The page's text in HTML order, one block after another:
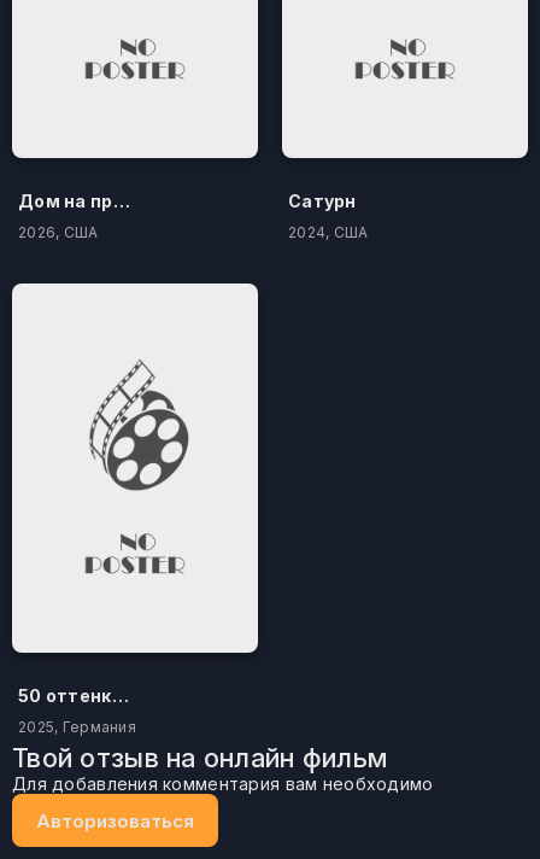
Дом на проклятом холме
2026, США
Сатурн
2024, США
50 оттенков бестселлера
2025, Германия
Твой отзыв на онлайн фильм
Для добавления комментария вам необходимо
Авторизоваться